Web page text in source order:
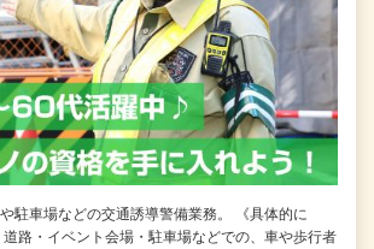
駐車場などの交通誘導警備業務。 《具体的に
路・イベント会場・駐車場などでの、車や歩行者